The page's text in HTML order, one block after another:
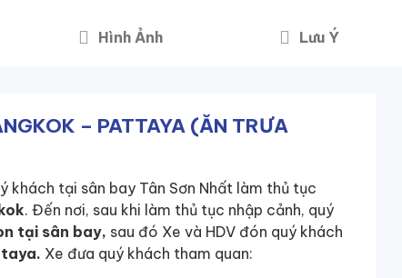
Hình Ảnh Lưu Ý
– PATTAYA (ĂN TRƯA
khách tại sân bay Tân Sơn Nhất làm thủ tục
. Đến nơi, sau khi làm thủ tục nhập cảnh, quý
tại sân bay, sau đó Xe và HDV đón quý khách
Xe đưa quý khách tham quan: